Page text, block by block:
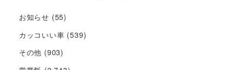
お知らせ (55)
カッコいい車 (539)
その他 (903)